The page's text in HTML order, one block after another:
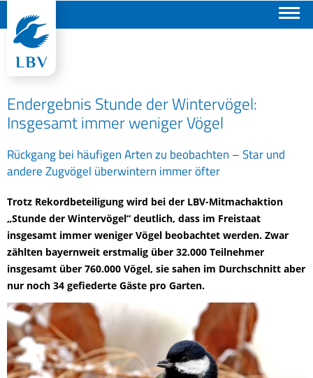
Endergebnis Stunde der Wintervögel:
Insgesamt immer weniger Vögel
Rückgang bei häufigen Arten zu beobachten – Star und
andere Zugvögel überwintern immer öfter
Trotz Rekordbeteiligung wird bei der LBV-Mitmachaktion
„Stunde der Wintervögel“ deutlich, dass im Freistaat
insgesamt immer weniger Vögel beobachtet werden. Zwar
zählten bayernweit erstmalig über 32.000 Teilnehmer
insgesamt über 760.000 Vögel, sie sahen im Durchschnitt aber
nur noch 34 gefiederte Gäste pro Garten.